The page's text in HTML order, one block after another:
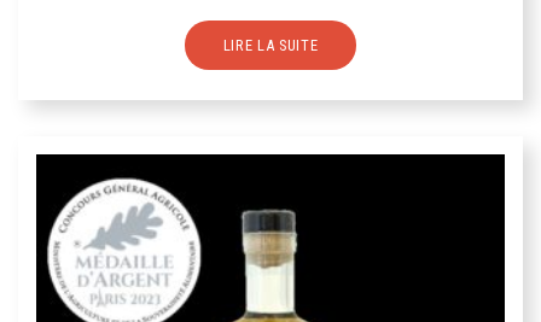
LIRE LA SUITE